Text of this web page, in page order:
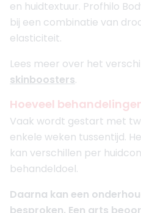
en huidtextuur. Profhilo
bij een combinatie van
elasticiteit.
Lees meer over het
skinboosters.
Hoeveel
Vaak wordt gestart met
enkele weken tussentijd.
kan verschillen per
behandeldoel.
Daarna kan een